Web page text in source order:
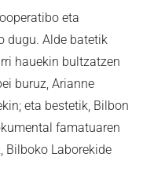
eta
dugu. Alde batetik
hauekin bultzatzen
buruz, Arianne
eta bestetik, Bilbon
famatuaren
Bilboko Laborekide